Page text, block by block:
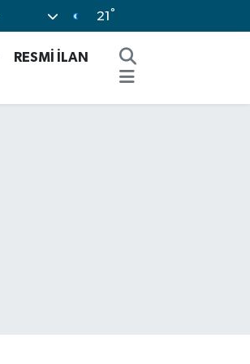
21 °
RESMİ İLAN